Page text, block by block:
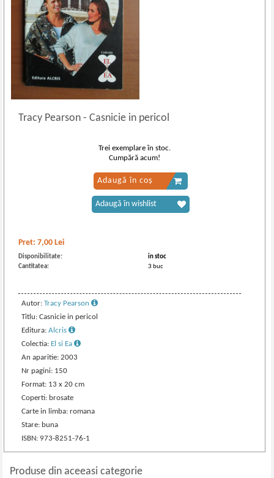
Tracy Pearson- Casnicie in pericol
Pret:7,00 Lei
Disponibilitate:
in stoc
Cantitatea:
3 buc
Autor:Tracy Pearson
Titlu: Casnicie in pericol
Editura:Alcris
Colectia: El si Ea
An aparitie: 2003
Nr pagini: 150
Format: 13 x 20 cm
Coperti: brosate
Carte in limba: romana
Stare: buna
ISBN: 973-8251-76-1
Trei exemplare în stoc.
Cumpără acum!
Adaugă în coș
Adaugă în wishlist
Produse din aceeasi categorie